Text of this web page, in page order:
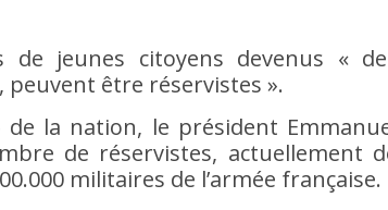
jeunes citoyens devenus «
être réservistes ».
la nation, le président
de réservistes, actuellement
militaires de l’armée française.